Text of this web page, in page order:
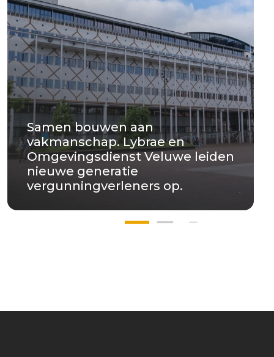
Samen bouwen aan
vakmanschap. Lybrae en
Omgevingsdienst Veluwe leiden
nieuwe generatie
vergunningverleners op.